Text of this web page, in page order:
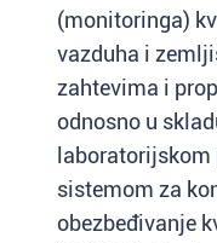
(monitoringa)
vazduha i
zahtevima i
odnosno u
sistemom za
obezbeđivanje